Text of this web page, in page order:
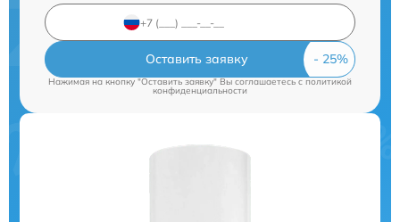
Оставить заявку
Нажимая на кнопку "Оставить заявку" Вы соглашаетесь cполитикой
конфиденциальности